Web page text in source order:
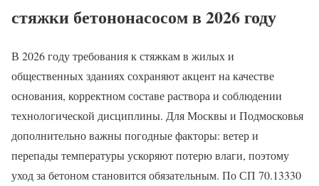
стяжки бетононасосом в 2026 году
В 2026 году требования к стяжкам в жилых и
общественных зданиях сохраняют акцент на качестве
основания, корректном составе раствора и соблюдении
технологической дисциплины. Для Москвы и Подмосковья
дополнительно важны погодные факторы: ветер и
перепады температуры ускоряют потерю влаги, поэтому
уход за бетоном становится обязательным. По СП 70.13330